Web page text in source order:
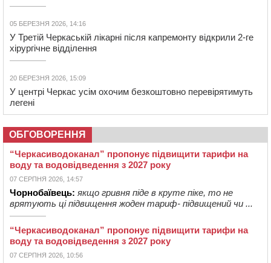
05 БЕРЕЗНЯ 2026, 14:16
У Третій Черкаській лікарні після капремонту відкрили 2-ге
хірургічне відділення
20 БЕРЕЗНЯ 2026, 15:09
У центрі Черкас усім охочим безкоштовно перевірятимуть
легені
ОБГОВОРЕННЯ
“Черкасиводоканал” пропонує підвищити тарифи на
воду та водовідведення з 2027 року
07 СЕРПНЯ 2026, 14:57
Чорнобаївець: якщо гривня піде в круте піке, то не
врятують ці підвищення жоден тариф- підвищений чи ...
“Черкасиводоканал” пропонує підвищити тарифи на
воду та водовідведення з 2027 року
07 СЕРПНЯ 2026, 10:56